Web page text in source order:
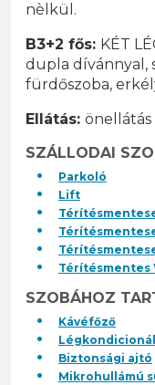
nèlkül.
B3+2 fős: KÉT
dupla dívánnyal,
fürdőszoba,
Ellátás: önellátás
SZÁLLODAI
Parkoló
Lift
Térítésmentes
SZOBÁHOZ
Kávéfőző
Biztonsági ajtó
Mikrohullámú